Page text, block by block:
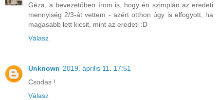
Géza, a bevezetőben írom is, hogy én szimplán az eredeti
mennyiség 2/3-át vettem - azért otthon úgy is elfogyott, ha
magasabb lett kicsit, mint az eredeti :D
Válasz
Unknown 2019. április 11. 17:51
Csodas !
Válasz